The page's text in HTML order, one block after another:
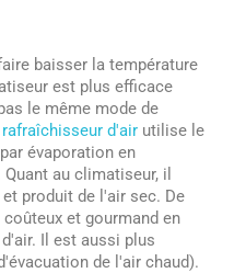
baisser la température
est plus efficace
le même mode de
rafraîchisseur d'air utilise le
évaporation en
au climatiseur, il
produit de l'air sec. De
et gourmand en
Il est aussi plus
de l'air chaud).